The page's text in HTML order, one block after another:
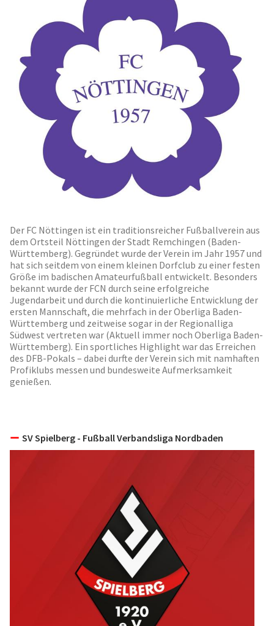
Der FC Nöttingen ist ein traditionsreicher Fußballverein aus
dem Ortsteil Nöttingen der Stadt Remchingen (Baden-
Württemberg). Gegründet wurde der Verein im Jahr 1957 und
hat sich seitdem von einem kleinen Dorfclub zu einer festen
Größe im badischen Amateurfußball entwickelt. Besonders
bekannt wurde der FCN durch seine erfolgreiche
Jugendarbeit und durch die kontinuierliche Entwicklung der
ersten Mannschaft, die mehrfach in der Oberliga Baden-
Württemberg und zeitweise sogar in der Regionalliga
Südwest vertreten war (Aktuell immer noch Oberliga Baden-
Württemberg). Ein sportliches Highlight war das Erreichen
des DFB-Pokals – dabei durfte der Verein sich mit namhaften
Profiklubs messen und bundesweite Aufmerksamkeit
genießen.
SV Spielberg - Fußball Verbandsliga Nordbaden